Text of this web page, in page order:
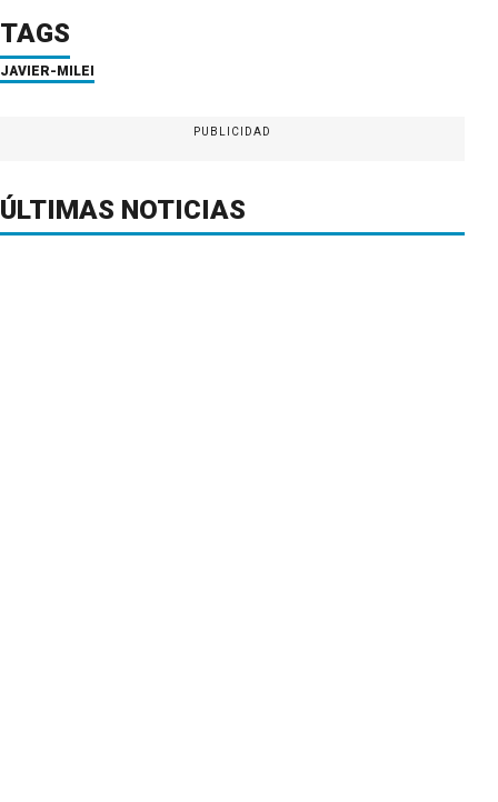
TAGS
JAVIER-MILEI
PUBLICIDAD
ÚLTIMAS NOTICIAS